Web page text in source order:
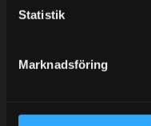
Statistik
Marknadsföring
KUNDTJÄNST